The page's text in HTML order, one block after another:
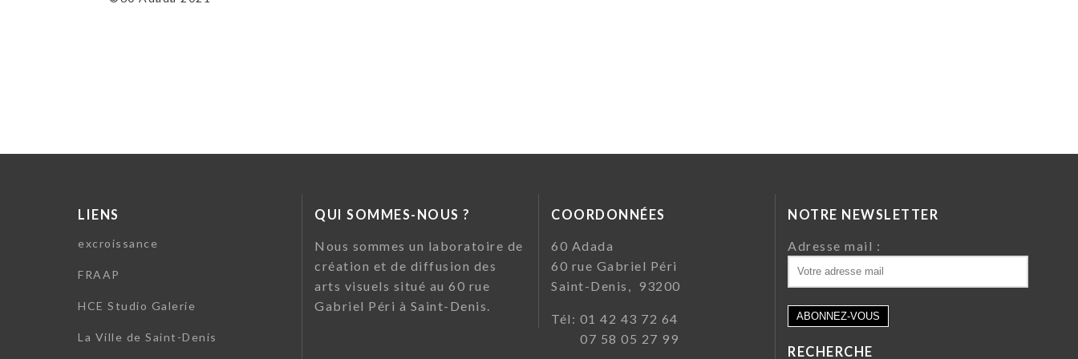
LIENS
excroissance
FRAAP
HCE Studio Galerie
La Ville de Saint-Denis
QUI SOMMES-NOUS ?
Nous sommes un laboratoire de
création et de diffusion des
arts visuels situé au 60 rue
Gabriel Péri à Saint-Denis.
COORDONNÉES
60 Adada
60 rue Gabriel Péri
Saint-Denis, 93200
Tél: 01 42 43 72 64
07 58 05 27 99
NOTRE NEWSLETTER
Adresse mail :
RECHERCHE